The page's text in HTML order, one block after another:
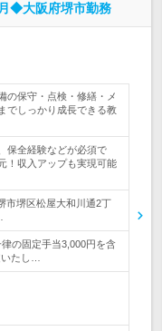
◆大阪府堺市勤務
の保守・点検・修繕・メ
でしっかり成長できる教
保全経験などが必須で
！収入アップも実現可能
市堺区松屋大和川通2丁
の固定手当3,000円を含
たし…